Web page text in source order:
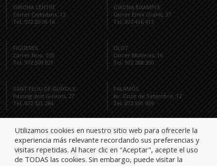
GIRONA CENTRE
Carrer Ciutadans, 12
Tel. 972 20 06 16
GIRONA EIXAMPLE
Carrer Emili Grahit, 37
Tel. 972 416 413
FIGUERES
Carrer Nou, 105
Tel. 972 500 821
OLOT
Carrer Mulleras, 16
Tel. 972 268 350
SANT FELIU DE GUÍXOLS
Passeig dels Guíxols, 27
Tel. 972 321 284
PALAMÓS
Av. Onze de Setembre, 12
Tel. 872 591 959
Tel.
Utilizamos cookies en nuestro sitio web para ofrecerle la
experiencia más relevante recordando sus preferencias y
visitas repetidas. Al hacer clic en "Aceptar", acepte el uso
de TODAS las cookies. Sin embargo, puede visitar la